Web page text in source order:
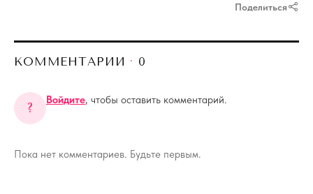
Поделиться
КОММЕНТАРИИ · 0
?
Войдите, чтобы оставить комментарий.
Пока нет комментариев. Будьте первым.